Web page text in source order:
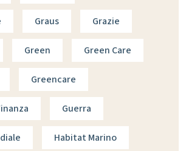
Graus Grazie
Green Green Care
Greencare
Guerra
Habitat Marino